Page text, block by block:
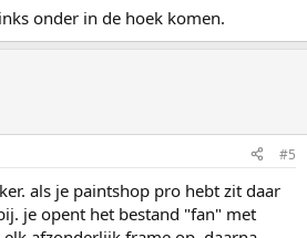
onder in de hoek komen.
#5
als je paintshop pro hebt zit daar
je opent het bestand "fan" met